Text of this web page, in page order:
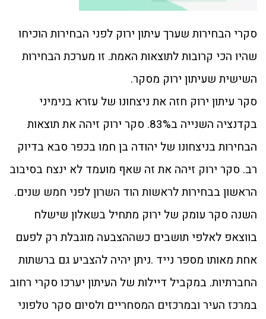
סקרי הבחירות שערך עיתון ירוק לפני הבחירות הוכיחו
שהיו הכי קרובות לתוצאות האמת. זו מערכת הבחירות
השישית שעיתון ירוק מסקר.
סקר עיתון ירוק חזה את ניצחונו של עזרא בנימיני
בקדנציה השנייה ב83%. סקר ירוק זיהה את תוצאות
הבחירות בניצחונו של יהודה בן חמו בכפר סבא בדיוק
רב. סקר ירוק זיהה את זה שאף מועמד לא ינצח בסיבוב
הראשון בבחירות לראשות הוד השרון לפני חמש שנים.
השנה סקר עומק של ירוק מתחיל בשאלון שישלח
בווצאפ לאלפי תושבים כשההצבעה מוגבלת רק לפעם
אחת מאותו מספר נייד .ניתן יהיה להצביע גם ברשתות
החברתיות. במקביל דיילות של העיתון יערכו סקרי רחוב
במרכז העיר ובמרכזים המסחריים ולסיום סקר טלפוני